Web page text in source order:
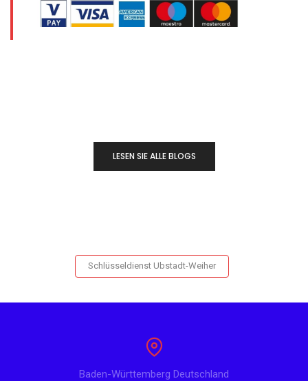
LESEN SIE ALLE BLOGS
Schlüsseldienst Ubstadt-Weiher
Baden-Württemberg Deutschland